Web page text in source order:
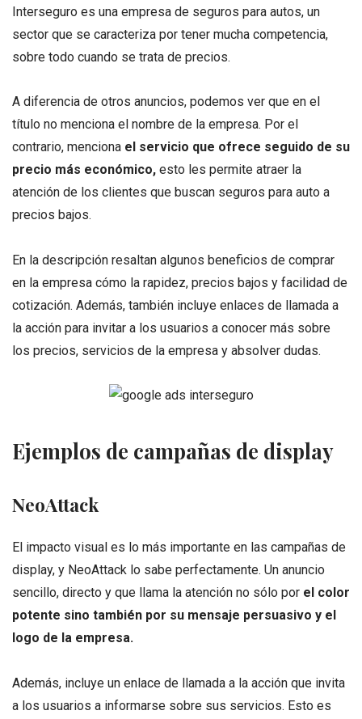
Interseguro es una empresa de seguros para autos, un
sector que se caracteriza por tener mucha competencia,
sobre todo cuando se trata de precios.
A diferencia de otros anuncios, podemos ver que en el
título no menciona el nombre de la empresa. Por el
contrario, menciona el servicio que ofrece seguido de su
precio más económico, esto les permite atraer la
atención de los clientes que buscan seguros para auto a
precios bajos.
En la descripción resaltan algunos beneficios de comprar
en la empresa cómo la rapidez, precios bajos y facilidad de
cotización. Además, también incluye enlaces de llamada a
la acción para invitar a los usuarios a conocer más sobre
los precios, servicios de la empresa y absolver dudas.
Ejemplos de campañas de display
NeoAttack
El impacto visual es lo más importante en las campañas de
display, y NeoAttack lo sabe perfectamente. Un anuncio
sencillo, directo y que llama la atención no sólo por el color
potente sino también por su mensaje persuasivo y el
logo de la empresa.
Además, incluye un enlace de llamada a la acción que invita
a los usuarios a informarse sobre sus servicios. Esto es